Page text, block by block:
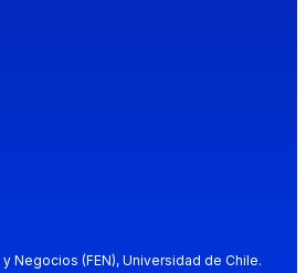
Negocios (FEN), Universidad de Chile.